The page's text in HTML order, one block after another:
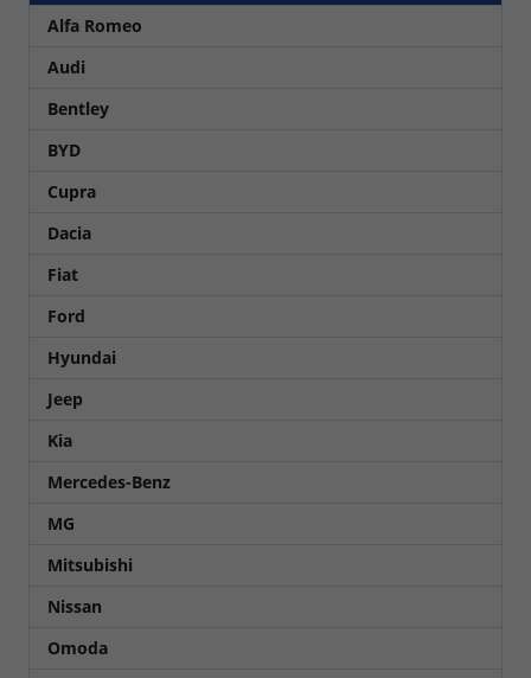
Alfa Romeo
Audi
Bentley
BYD
Cupra
Dacia
Fiat
Ford
Hyundai
Jeep
Kia
Mercedes-Benz
MG
Mitsubishi
Nissan
Omoda